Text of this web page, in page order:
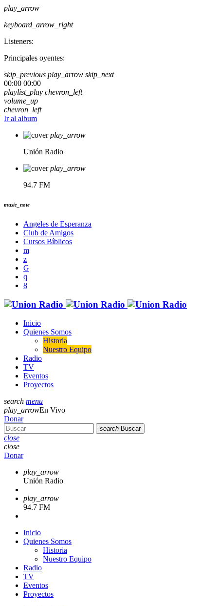
play_arrow
keyboard_arrow_right
Listeners:
Principales oyentes:
skip_previous play_arrow skip_next
00:00 00:00
playlist_play chevron_left
volume_up
chevron_left
Ir al album
play_arrow
Unión Radio
play_arrow
94.7 FM
music_note
Angeles de Esperanza
Club de Amigos
Cursos Bíblicos
Inicio
Quienes Somos
Historia
Nuestro Equipo
Radio
TV
Eventos
Proyectos
search menu
play_arrowEn Vivo
Donar
search Buscar
close
close
Donar
play_arrow
Unión Radio
play_arrow
94.7 FM
Inicio
Quienes Somos
Historia
Nuestro Equipo
Radio
TV
Eventos
Proyectos